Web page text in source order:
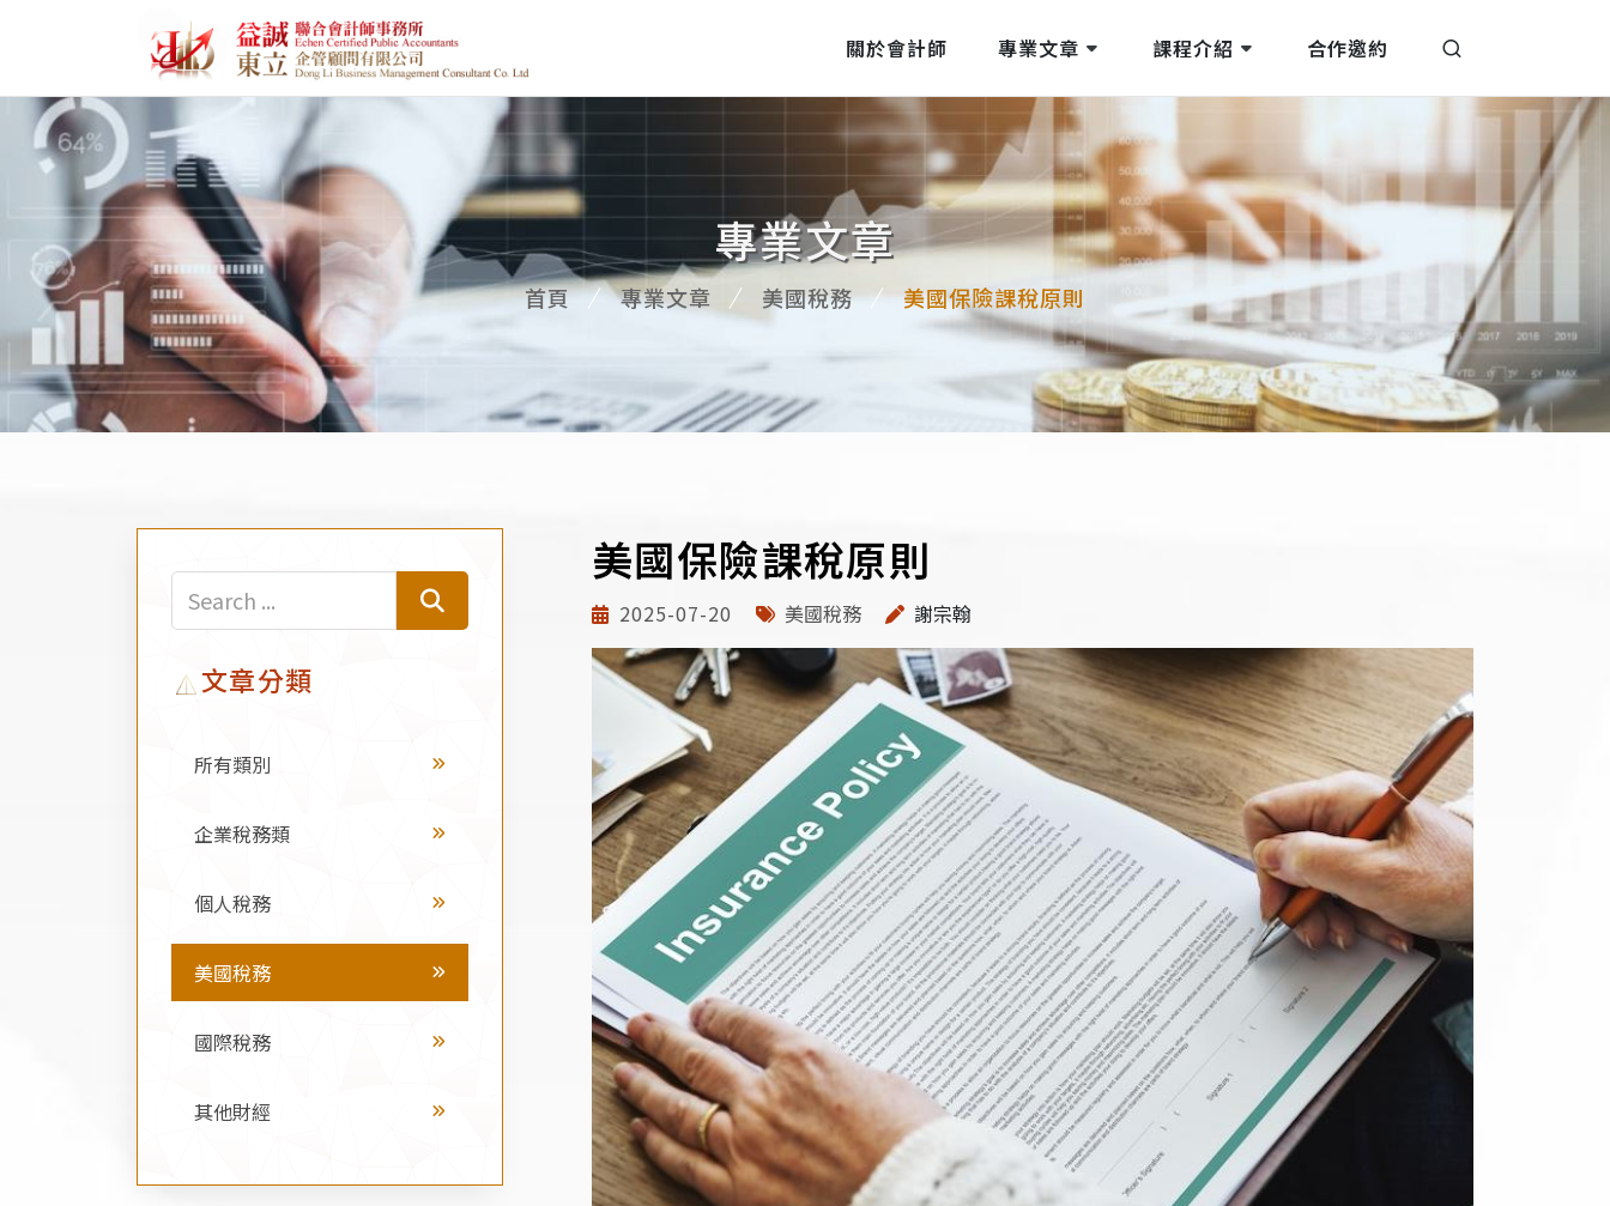
關於會計師 專業文章 課程介紹 合作邀約
專業文章
首頁 專業文章 美國稅務 美國保險課稅原則
文章分類
所有類別
企業稅務類
個人稅務
美國稅務
國際稅務
其他財經
美國保險課稅原則
2025-07-20 美國稅務 謝宗翰